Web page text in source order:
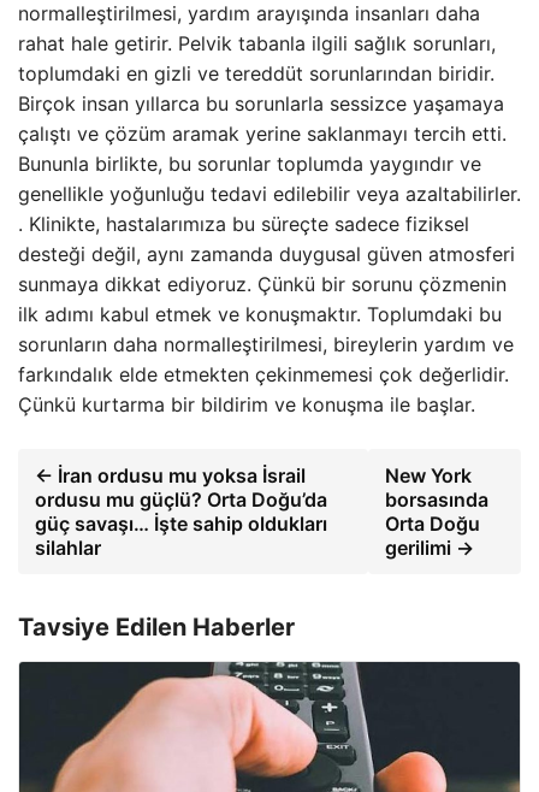
normalleştirilmesi, yardım arayışında insanları daha
rahat hale getirir. Pelvik tabanla ilgili sağlık sorunları,
toplumdaki en gizli ve tereddüt sorunlarından biridir.
Birçok insan yıllarca bu sorunlarla sessizce yaşamaya
çalıştı ve çözüm aramak yerine saklanmayı tercih etti.
Bununla birlikte, bu sorunlar toplumda yaygındır ve
genellikle yoğunluğu tedavi edilebilir veya azaltabilirler.
. Klinikte, hastalarımıza bu süreçte sadece fiziksel
desteği değil, aynı zamanda duygusal güven atmosferi
sunmaya dikkat ediyoruz. Çünkü bir sorunu çözmenin
ilk adımı kabul etmek ve konuşmaktır. Toplumdaki bu
sorunların daha normalleştirilmesi, bireylerin yardım ve
farkındalık elde etmekten çekinmemesi çok değerlidir.
Çünkü kurtarma bir bildirim ve konuşma ile başlar.
← İran ordusu mu yoksa İsrail
ordusu mu güçlü? Orta Doğu’da
güç savaşı… İşte sahip oldukları
silahlar
New York
borsasında
Orta Doğu
gerilimi →
Tavsiye Edilen Haberler